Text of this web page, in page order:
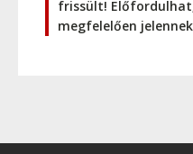
frissült!
megfelelően